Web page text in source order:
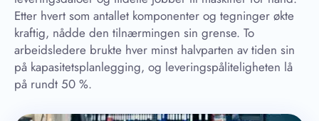
Etter hvert som antallet komponenter og tegninger økte
kraftig, nådde den tilnærmingen sin grense. To
arbeidsledere brukte hver minst halvparten av tiden sin
på kapasitetsplanlegging, og leveringspåliteligheten lå
på rundt 50 %.